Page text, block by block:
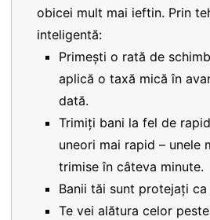
obicei mult mai ieftin. Prin
inteligentă:
Primești o rată de
aplică o taxă mică în
dată.
Trimiți bani la fel de
uneori mai rapid – unele
trimise în câteva minute.
Banii tăi sunt protejați ca
Te vei alătura celor